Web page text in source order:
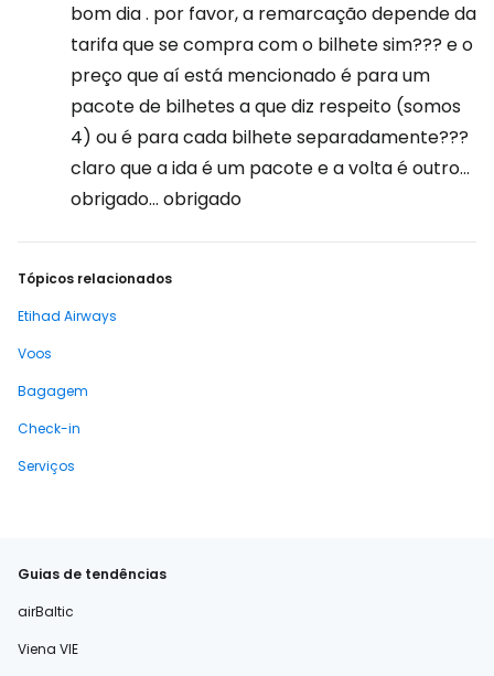
bom dia . por favor, a remarcação depende da
tarifa que se compra com o bilhete sim??? e o
preço que aí está mencionado é para um
pacote de bilhetes a que diz respeito (somos
4) ou é para cada bilhete separadamente???
claro que a ida é um pacote e a volta é outro...
obrigado... obrigado
Tópicos relacionados
Etihad Airways
Voos
Bagagem
Check-in
Serviços
Guias de tendências
airBaltic
Viena VIE